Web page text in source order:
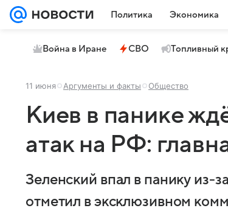
Политика Экономика
Война в Иране СВО Топливный
11 июня Аргументы и факты Общество
Киев в панике
атак на РФ:
Зеленский впал в панику из-
отметил в эксклюзивном